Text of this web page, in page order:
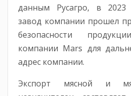
данным Русагро, в 2023
завод компании прошел
безопасности
компании Mars для
адрес компании.
Экспорт мясной и